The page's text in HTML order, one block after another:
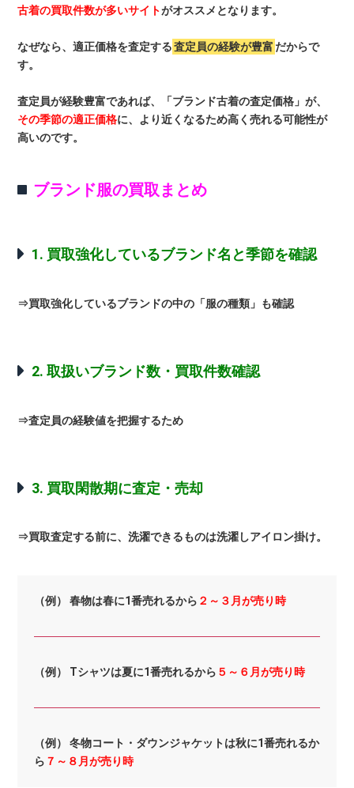
古着の買取件数が多いサイトがオススメとなります。
なぜなら、適正価格を査定する 査定員の経験が豊富 だからで
す。
査定員が経験豊富であれば、「ブランド古着の査定価格」が、
その季節の適正価格に、より近くなるため高く売れる可能性が
高いのです。
ブランド服の買取まとめ
1. 買取強化しているブランド名と季節を確認
⇒買取強化しているブランドの中の「服の種類」も確認
2. 取扱いブランド数・買取件数確認
⇒査定員の経験値を把握するため
3. 買取閑散期に査定・売却
⇒買取査定する前に、洗濯できるものは洗濯しアイロン掛け。
（例） 春物は春に1番売れるから ２～３月が売り時
（例） Tシャツは夏に1番売れるから ５～６月が売り時
（例） 冬物コート・ダウンジャケットは秋に1番売れるか
ら ７～８月が売り時